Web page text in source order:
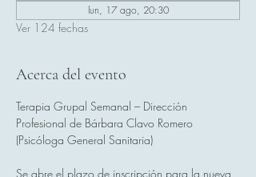
lun, 17 ago, 20:30
Ver 124 fechas
Acerca del evento
Terapia Grupal Semanal – Dirección
Profesional de Bárbara Clavo Romero
(Psicóloga General Sanitaria)
Se abre el plazo de inscripción para la nueva